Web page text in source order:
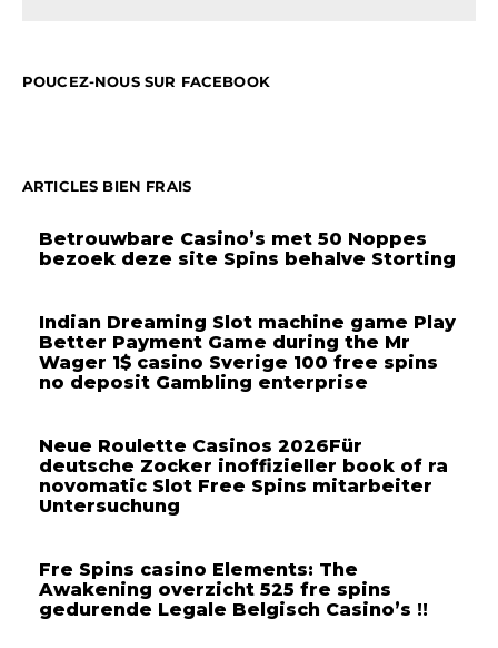
POUCEZ-NOUS SUR FACEBOOK
ARTICLES BIEN FRAIS
Betrouwbare Casino’s met 50 Noppes
bezoek deze site Spins behalve Storting
Indian Dreaming Slot machine game Play
Better Payment Game during the Mr
Wager 1$ casino Sverige 100 free spins
no deposit Gambling enterprise
Neue Roulette Casinos 2026Für
deutsche Zocker inoffizieller book of ra
novomatic Slot Free Spins mitarbeiter
Untersuchung
Fre Spins casino Elements: The
Awakening overzicht 525 fre spins
gedurende Legale Belgisch Casino’s !!